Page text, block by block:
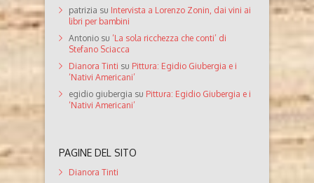
patrizia su Intervista a Lorenzo Zonin, dai vini ai
libri per bambini
Antonio su ‘La sola ricchezza che conti’ di
Stefano Sciacca
Dianora Tinti su Pittura: Egidio Giubergia e i
‘Nativi Americani’
egidio giubergia su Pittura: Egidio Giubergia e i
‘Nativi Americani’
PAGINE DEL SITO
Dianora Tinti